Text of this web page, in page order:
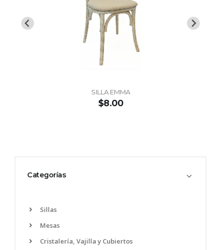
SILLA EMMA
$8.00
Categorías
Sillas
Mesas
Cristalería, Vajilla y Cubiertos